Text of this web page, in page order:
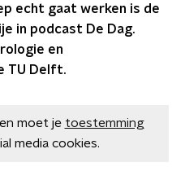
echt gaat werken is de
in podcast De Dag.
en
TU Delft.
moet je toestemming
media cookies.